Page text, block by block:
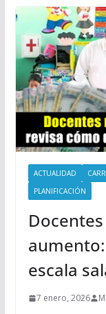
ACTUALIDAD
PLANIFICACIÓN
escala
7 enero, 2026